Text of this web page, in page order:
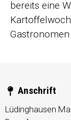
bereits eine
Anschrift
Lüdinghausen